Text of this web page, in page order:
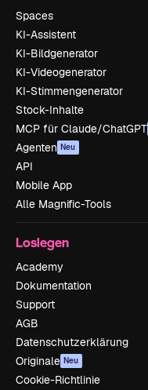
Spaces
KI-Assistent
KI-Bildgenerator
KI-Videogenerator
KI-Stimmengenerator
Stock-Inhalte
MCP für Claude/ChatGPT
Agenten Neu
API
Mobile App
Alle Magnific-Tools
Loslegen
Academy
Dokumentation
Support
AGB
Datenschutzerklärung
Originale Neu
Cookie-Richtlinie